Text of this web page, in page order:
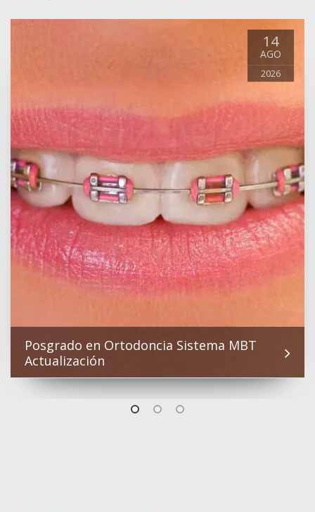
2026
14
AGO
Posgrado en Ortodoncia Sistema MBT
Actualización